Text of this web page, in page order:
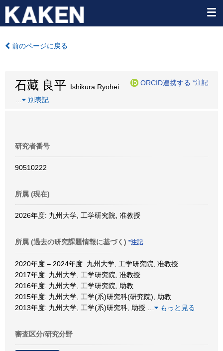
前のページに戻る
石藏 良平 Ishikura Ryohei
ORCID連携する *注記
別表記
研究者番号
90510222
所属 (現在)
2026年度: 九州大学, 工学研究院, 准教授
所属 (過去の研究課題情報に基づく) *注記
2020年度 – 2024年度: 九州大学, 工学研究院, 准教授
2017年度: 九州大学, 工学研究院, 准教授
2016年度: 九州大学, 工学研究院, 助教
2015年度: 九州大学, 工学(系)研究科(研究院), 助教
2013年度: 九州大学, 工学(系)研究科, 助授
もっと見る
審査区分/研究分野